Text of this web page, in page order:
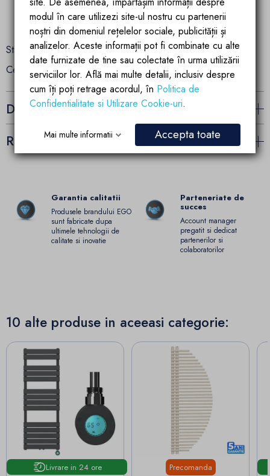
Standardul radiatoarelor noastre este de EN442.
Certificat ISO- ISO9001 si ISO14001.
Detalii ale produsului
Recenzii (0)
Garantia calitatii
Produsele brandului EGO
sunt fabricate dupa
ultimele tehnologii de
calitate si inovatie
Parteneriate de
succes
Account manager
pregatit si dedicat
partenerilor si
colaboratorilor
10 alte produse in aceeasi categorie:
Livrare in 24 ore Precomanda
modul în care utilizezi site-ul nostru cu partenerii
noștri din domeniul rețelelor sociale, publicității și
analizelor. Aceste informații pot fi combinate cu alte
date furnizate de tine sau colectate în urma utilizării
serviciilor lor. Află mai multe detalii, inclusiv despre
cum îți poți retrage acordul, în Politica de
Confidentialitate si Utilizare Cookie-uri.
Mai multe informatii Accepta toate